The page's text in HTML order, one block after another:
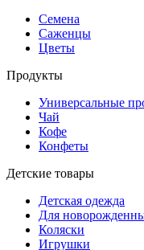
Семена
Саженцы
Цветы
Продукты
Универсальные
Чай
Кофе
Конфеты
Детские товары
Детская одежда
Для
Коляски
Игрушки